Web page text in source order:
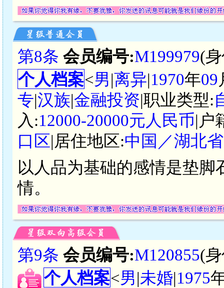
第8条 会员编号:M199979(
个人档案<男|离异|1970年09
专|汉族|金融投资|职业类型:
入:12000-20000元人民币|户
口区|居住地区:中国／湖北
以人品为基础的感情是垫
情。
第9条 会员编号:M120855(
个人档案<男|未婚|1975